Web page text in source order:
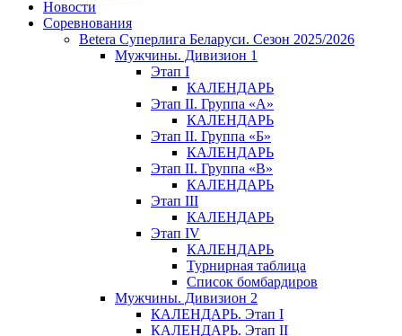
Новости
Соревнования
Betera Суперлига Беларуси. Сезон 2025/2026
Мужчины. Дивизион 1
Этап I
КАЛЕНДАРЬ
Этап II. Группа «А»
КАЛЕНДАРЬ
Этап II. Группа «Б»
КАЛЕНДАРЬ
Этап II. Группа «В»
КАЛЕНДАРЬ
Этап III
КАЛЕНДАРЬ
Этап IV
КАЛЕНДАРЬ
Турнирная таблица
Список бомбардиров
Мужчины. Дивизион 2
КАЛЕНДАРЬ. Этап I
КАЛЕНДАРЬ. Этап II